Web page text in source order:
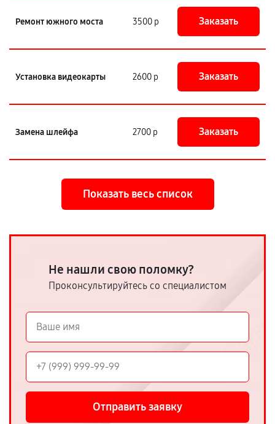
Ремонт южного моста 3500 р Заказать
Установка видеокарты 2600 р Заказать
Замена шлейфа 2700 р Заказать
Показать весь список
Не нашли свою поломку?
Проконсультируйтесь со специалистом
Отправить заявку